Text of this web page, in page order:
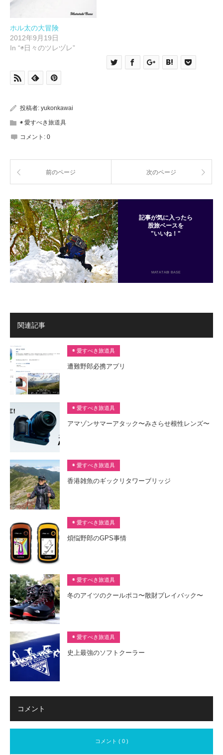
ホル太の大冒険
2012年9月19日
In “◉日々のツレヅレ”
投稿者: yukonkawai
◉ 愛すべき旅道具
コメント: 0
前のページ 次のページ
記事が気に入ったら
股旅ベースを
"いいね！"
MATATABI BASE
関連記事
◉ 愛すべき旅道具
遭難野郎必携アプリ
◉ 愛すべき旅道具
アマゾンサマーアタック〜みさらせ根性レンズ〜
◉ 愛すべき旅道具
香港雑魚のギックリタワーブリッジ
◉ 愛すべき旅道具
煩悩野郎のGPS事情
◉ 愛すべき旅道具
冬のアイツのクールポコ〜散財プレイバック〜
◉ 愛すべき旅道具
史上最強のソフトクーラー
コメント
コメント ( 0 )